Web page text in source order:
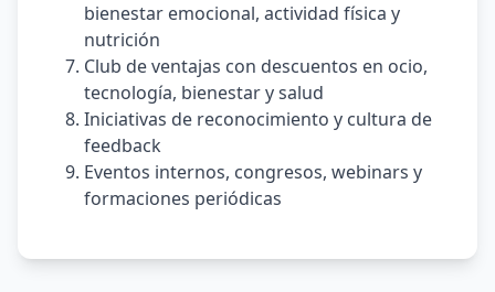
bienestar emocional, actividad física y
nutrición
Club de ventajas con descuentos en ocio,
tecnología, bienestar y salud
Iniciativas de reconocimiento y cultura de
feedback
Eventos internos, congresos, webinars y
formaciones periódicas